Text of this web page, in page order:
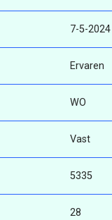
7-5-2024
Ervaren
WO
Vast
5335
28